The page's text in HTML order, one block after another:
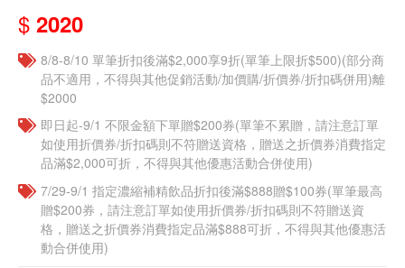
$ 2020
8/8-8/10 單筆折扣後滿$2,000享9折(單筆上限折$500)(部分商
品不適用，不得與其他促銷活動/加價購/折價券/折扣碼併用)離
$2000
即日起-9/1 不限金額下單贈$200券(單筆不累贈，請注意訂單
如使用折價券/折扣碼則不符贈送資格，贈送之折價券消費指定
品滿$2,000可折，不得與其他優惠活動合併使用)
7/29-9/1 指定濃縮補精飲品​折扣後滿$888贈$100券(單筆最高
贈$200券，請注意訂單如使用折價券/折扣碼則不符贈送資
格，贈送之折價券消費指定品滿$888可折，不得與其他優惠活
動合併使用)